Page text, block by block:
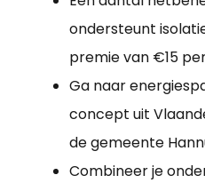
ondersteunt
premie van €15
Ga naar
concept uit
de gemeente
Combineer je